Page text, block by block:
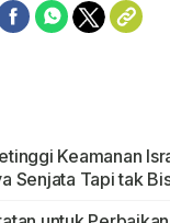
Keamanan
Senjata Tapi tak